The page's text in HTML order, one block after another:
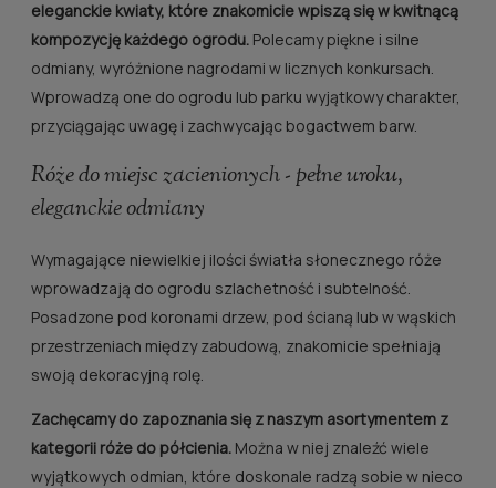
eleganckie kwiaty, które znakomicie wpiszą się w kwitnącą
kompozycję każdego ogrodu. Polecamy piękne i silne
odmiany, wyróżnione nagrodami w licznych konkursach.
Wprowadzą one do ogrodu lub parku wyjątkowy charakter,
przyciągając uwagę i zachwycając bogactwem barw.
Róże do miejsc zacienionych - pełne uroku,
eleganckie odmiany
Wymagające niewielkiej ilości światła słonecznego róże
wprowadzają do ogrodu szlachetność i subtelność.
Posadzone pod koronami drzew, pod ścianą lub w wąskich
przestrzeniach między zabudową, znakomicie spełniają
swoją dekoracyjną rolę.
Zachęcamy do zapoznania się z naszym asortymentem z
kategorii róże do półcienia. Można w niej znaleźć wiele
wyjątkowych odmian, które doskonale radzą sobie w nieco